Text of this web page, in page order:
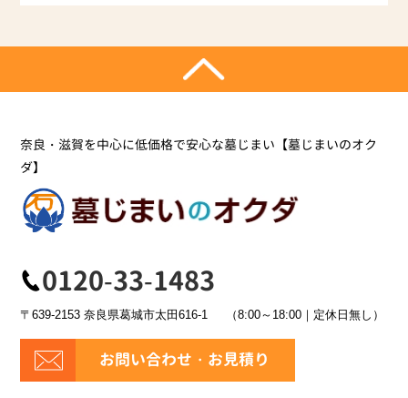
奈良・滋賀を中心に低価格で安心な墓じまい【墓じまいのオク
ダ】
0120-33-1483
〒639-2153 奈良県葛城市太田616-1 （8:00～18:00｜定休日無し）
お問い合わせ・お見積り